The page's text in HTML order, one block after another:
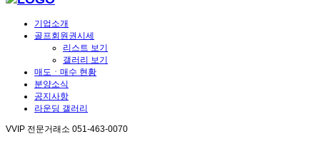
기업소개
골프회원권시세
리스트 보기
갤러리 보기
매도ㆍ매수 현황
분양소식
공지사항
라운딩 갤러리
VVIP 전문거래소 051-463-0070